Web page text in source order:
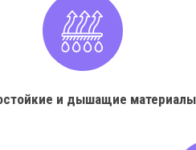
и дышащие материалы